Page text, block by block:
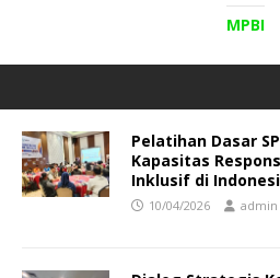
MPBI
Pelatihan Dasar
Kapasitas
Inklusif di
10/04/2026 admin